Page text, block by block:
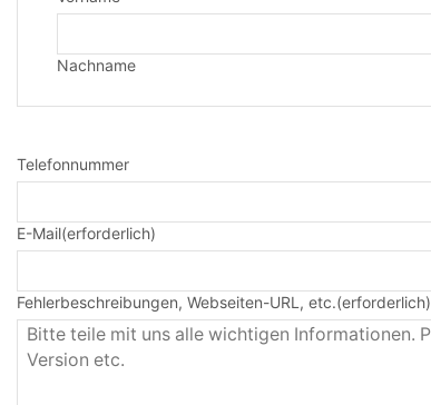
Nachname
Telefonnummer
E-Mail(erforderlich)
Fehlerbeschreibungen, Webseiten-URL, etc.(erforderlich)